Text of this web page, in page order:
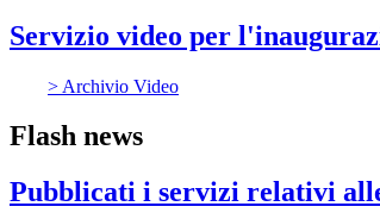
Servizio video per
> Archivio Video
Flash news
Pubblicati i servizi relativi